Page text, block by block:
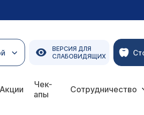
ВЕРСИЯ ДЛЯ
СЛАБОВИДЯЩИХ
Акции
Чек-
апы
Сотрудничество